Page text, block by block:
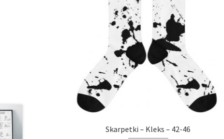
Skarpetki – Kleks – 42-46